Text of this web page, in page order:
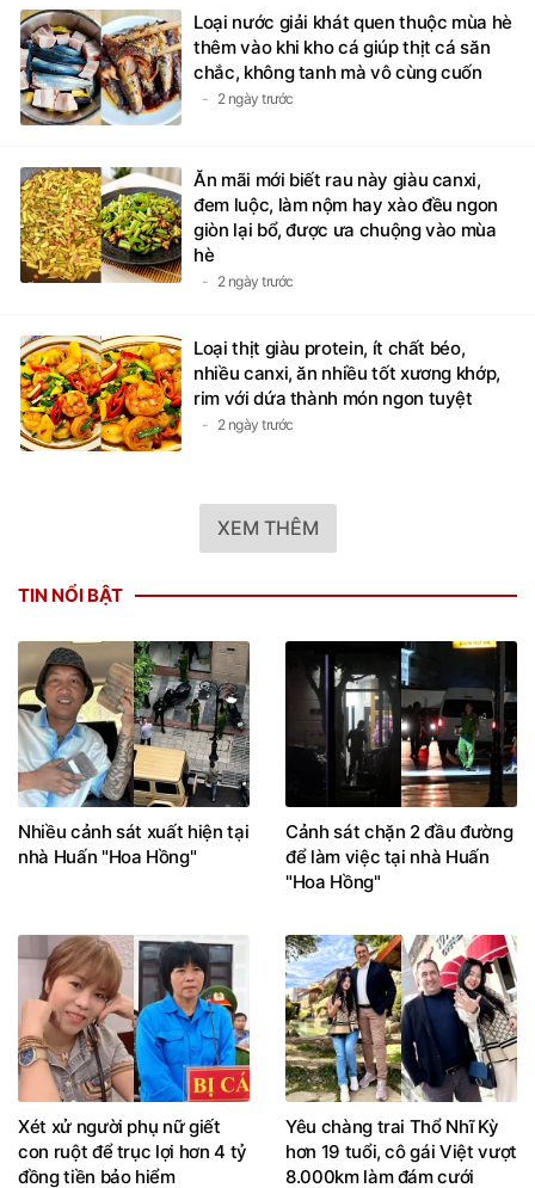
Loại nước giải khát quen thuộc mùa hè
thêm vào khi kho cá giúp thịt cá săn
chắc, không tanh mà vô cùng cuốn
2 ngày trước
Ăn mãi mới biết rau này giàu canxi,
đem luộc, làm nộm hay xào đều ngon
giòn lại bổ, được ưa chuộng vào mùa
hè
2 ngày trước
Loại thịt giàu protein, ít chất béo,
nhiều canxi, ăn nhiều tốt xương khớp,
rim với dứa thành món ngon tuyệt
2 ngày trước
XEM THÊM
TIN NỔI BẬT
Nhiều cảnh sát xuất hiện tại
nhà Huấn "Hoa Hồng"
Cảnh sát chặn 2 đầu đường
để làm việc tại nhà Huấn
"Hoa Hồng"
Xét xử người phụ nữ giết
con ruột để trục lợi hơn 4 tỷ
đồng tiền bảo hiểm
Yêu chàng trai Thổ Nhĩ Kỳ
hơn 19 tuổi, cô gái Việt vượt
8.000km làm đám cưới